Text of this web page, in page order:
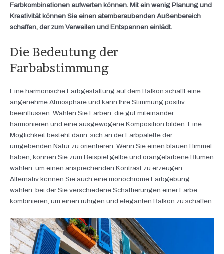
Farbkombinationen aufwerten können. Mit ein wenig Planung und
Kreativität können Sie einen atemberaubenden Außenbereich
schaffen, der zum Verweilen und Entspannen einlädt.
Die Bedeutung der
Farbabstimmung
Eine harmonische Farbgestaltung auf dem Balkon schafft eine
angenehme Atmosphäre und kann Ihre Stimmung positiv
beeinflussen. Wählen Sie Farben, die gut miteinander
harmonieren und eine ausgewogene Komposition bilden. Eine
Möglichkeit besteht darin, sich an der Farbpalette der
umgebenden Natur zu orientieren. Wenn Sie einen blauen Himmel
haben, können Sie zum Beispiel gelbe und orangefarbene Blumen
wählen, um einen ansprechenden Kontrast zu erzeugen.
Alternativ können Sie auch eine monochrome Farbgebung
wählen, bei der Sie verschiedene Schattierungen einer Farbe
kombinieren, um einen ruhigen und eleganten Balkon zu schaffen.